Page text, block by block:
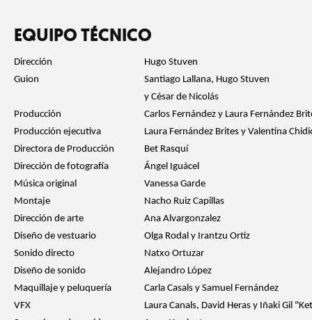
EQUIPO TÉCNICO
Dirección
Hugo Stuven
Guion
Santiago Lallana, Hugo Stuven
y César de Nicolás
Producción
Carlos Fernández y Laura Fernández
Producción ejecutiva
Laura Fernández Brites y Valentina
Directora de Producción
Bet Rasquí
Dirección de fotografía
Ángel Iguácel
Música original
Vanessa Garde
Montaje
Nacho Ruiz Capillas
Dirección de arte
Ana Alvargonzalez
Diseño de vestuario
Olga Rodal y Irantzu Ortiz
Sonido directo
Natxo Ortuzar
Diseño de sonido
Alejandro López
Maquillaje y peluquería
Carla Casals y Samuel Fernández
VFX
Laura Canals, David Heras y Iñaki Gil